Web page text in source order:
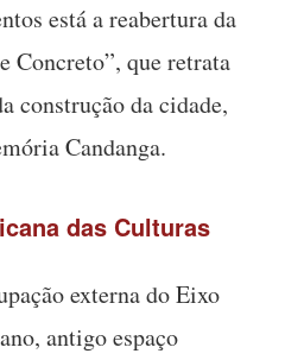
está a reabertura da
Concreto”, que retrata
construção da cidade,
Candanga.
das Culturas
externa do Eixo
antigo espaço